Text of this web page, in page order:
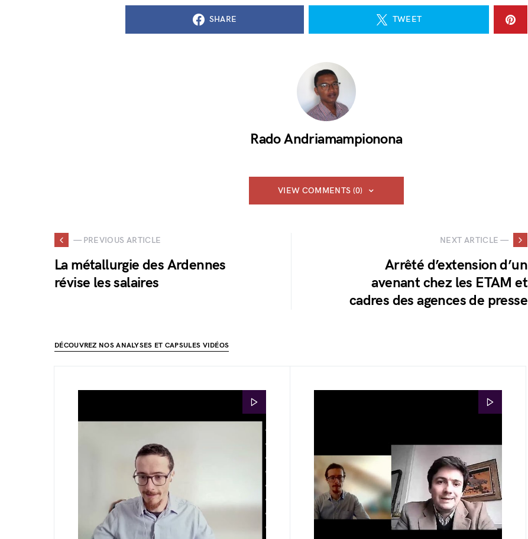
SHARE TWEET
Rado Andriamampionona
VIEW COMMENTS (0)
— PREVIOUS ARTICLE
La métallurgie des Ardennes
révise les salaires
NEXT ARTICLE —
Arrêté d’extension d’un
avenant chez les ETAM et
cadres des agences de presse
DÉCOUVREZ NOS ANALYSES ET CAPSULES VIDÉOS